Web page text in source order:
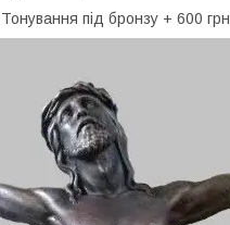
Тонування під бронзу + 600 грн